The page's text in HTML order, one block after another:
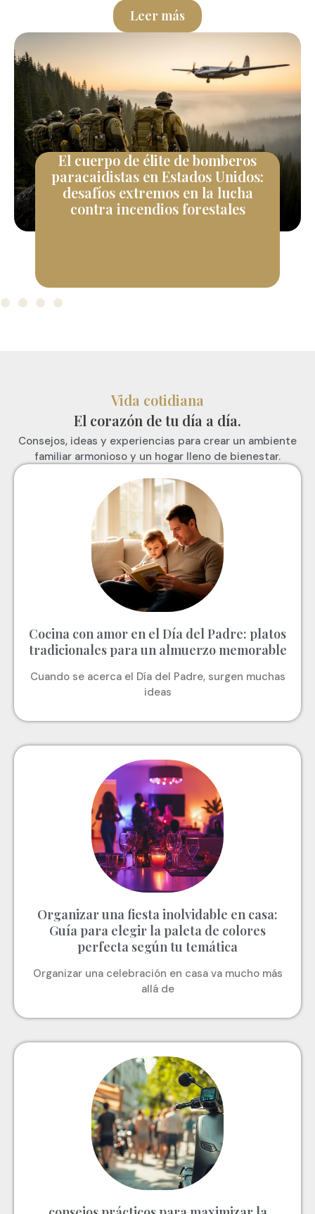
Leer más
El cuerpo de élite de bomberos
paracaidistas en Estados Unidos:
desafíos extremos en la lucha
contra incendios forestales
Vida cotidiana
El corazón de tu día a día.
Consejos, ideas y experiencias para crear un ambiente
familiar armonioso y un hogar lleno de bienestar.
Cocina con amor en el Día del Padre: platos
tradicionales para un almuerzo memorable
Cuando se acerca el Día del Padre, surgen muchas
ideas
Organizar una fiesta inolvidable en casa:
Guía para elegir la paleta de colores
perfecta según tu temática
Organizar una celebración en casa va mucho más
allá de